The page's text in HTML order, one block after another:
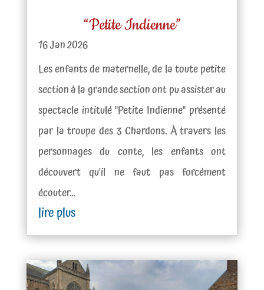
“Petite Indienne”
16 Jan 2026
Les enfants de maternelle, de la toute petite
section à la grande section ont pu assister au
spectacle intitulé "Petite Indienne" présenté
par la troupe des 3 Chardons. À travers les
personnages du conte, les enfants ont
découvert qu'il ne faut pas forcément
écouter...
lire plus